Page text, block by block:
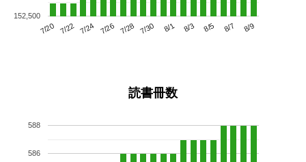
7/20 7/22 7/24 7/26 7/28 7/30 8/1 8/3 8/5 8/7 8/9
152,500
読書冊数
586
588